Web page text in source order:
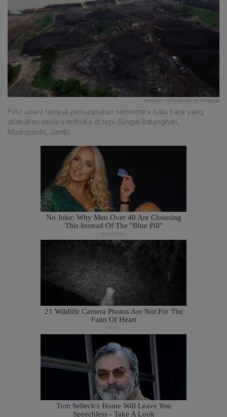
ANTARA FOTO/WAHDI SEPTIAWAN
Foto udara tempat penumpukan sementara batu bara yang
dilakukan secara terbuka di tepi Sungai Batanghari,
Muarojambi, Jambi.